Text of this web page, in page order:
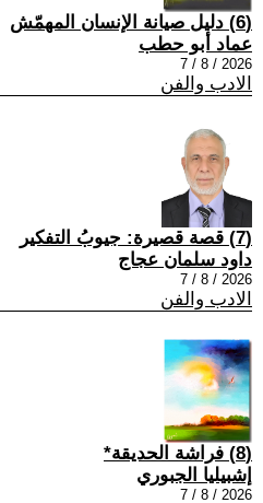
(6) دليل صيانة الإنسان المهمّش
عماد أبو حطب
2026 / 8 / 7
الادب والفن
(7) قصة قصيرة: جيوبُ التفكير
داود سلمان عجاج
2026 / 8 / 7
الادب والفن
(8) فراشة الحديقة*
إشبيليا الجبوري
2026 / 8 / 7